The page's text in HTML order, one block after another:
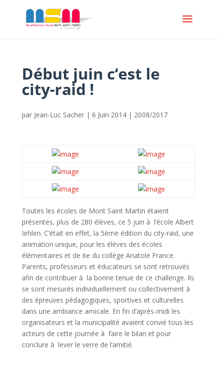
Début juin c‘est le
city-raid !
par Jean-Luc Sacher| 6 Juin 2014| 2008/2017
Toutes les écoles de Mont Saint Martin étaient
présentes, plus de 280 élèves, ce 5 juin à l‘école Albert
Iehlen. C‘était en effet, la 5ème édition du city-raid, une
animation unique, pour les élèves des écoles
élémentaires et de 6e du collège Anatole France.
Parents, professeurs et éducateurs se sont retrouvés
afin de contribuer à la bonne tenue de ce challenge. Ils
se sont mesurés individuellement ou collectivement à
des épreuves pédagogiques, sportives et culturelles
dans une ambiance amicale. En fin d’après-midi les
organisateurs et la municipalité avaient convié tous les
acteurs de cette journée à faire le bilan et pour
conclure à lever le verre de l’amitié.